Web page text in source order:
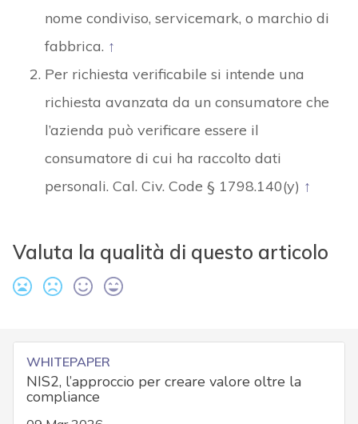
nome condiviso, servicemark, o marchio di
fabbrica. ↑
Per richiesta verificabile si intende una
richiesta avanzata da un consumatore che
l’azienda può verificare essere il
consumatore di cui ha raccolto dati
personali. Cal. Civ. Code § 1798.140(y) ↑
Valuta la qualità di questo articolo
WHITEPAPER
NIS2, l’approccio per creare valore oltre la
compliance